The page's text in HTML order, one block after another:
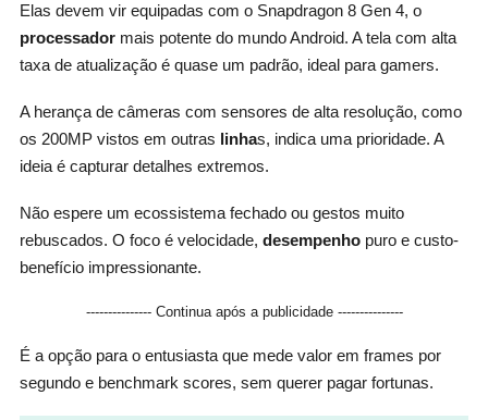
Elas devem vir equipadas com o Snapdragon 8 Gen 4, o
processadormais potente do mundo Android. A tela com alta
taxa de atualização é quase um padrão, ideal para gamers.
A herança de câmeras com sensores de alta resolução, como
os 200MP vistos em outras linhas, indica uma prioridade. A
ideia é capturar detalhes extremos.
Não espere um ecossistema fechado ou gestos muito
rebuscados. O foco é velocidade, desempenhopuro e custo-
benefício impressionante.
--------------- Continua após a publicidade ---------------
É a opção para o entusiasta que mede valor em frames por
segundo e benchmark scores, sem querer pagar fortunas.